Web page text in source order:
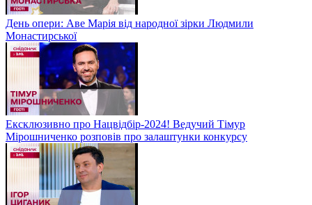
День опери: Аве Марія від народної зірки Людмили
Монастирської
Ексклюзивно про Нацвідбір-2024! Ведучий Тімур
Мірошниченко розповів про залаштунки конкурсу